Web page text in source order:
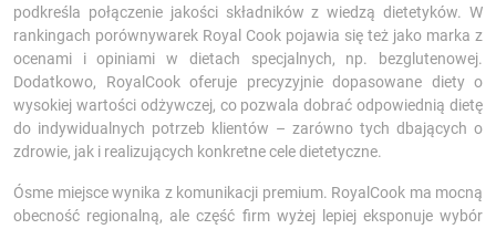
podkreśla połączenie jakości składników z wiedzą dietetyków. W
rankingach porównywarek Royal Cook pojawia się też jako marka z
ocenami i opiniami w dietach specjalnych, np. bezglutenowej.
Dodatkowo, RoyalCook oferuje precyzyjnie dopasowane diety o
wysokiej wartości odżywczej, co pozwala dobrać odpowiednią dietę
do indywidualnych potrzeb klientów – zarówno tych dbających o
zdrowie, jak i realizujących konkretne cele dietetyczne.
Ósme miejsce wynika z komunikacji premium. RoyalCook ma mocną
obecność regionalną, ale część firm wyżej lepiej eksponuje wybór